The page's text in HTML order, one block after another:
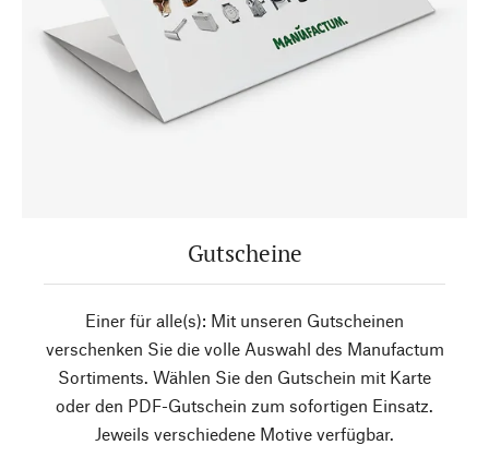
Gutscheine
Einer für alle(s): Mit unseren Gutscheinen
verschenken Sie die volle Auswahl des Manufactum
Sortiments. Wählen Sie den Gutschein mit Karte
oder den PDF-Gutschein zum sofortigen Einsatz.
Jeweils verschiedene Motive verfügbar.